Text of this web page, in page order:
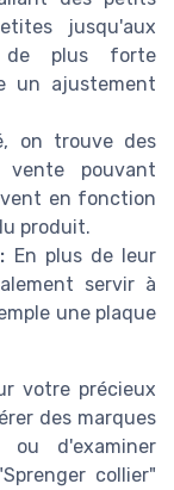
jusqu'aux
de plus forte
un ajustement
on trouve des
pouvant
en fonction
produit.
En plus de leur
servir à
une plaque
votre précieux
des marques
ou d'examiner
collier"